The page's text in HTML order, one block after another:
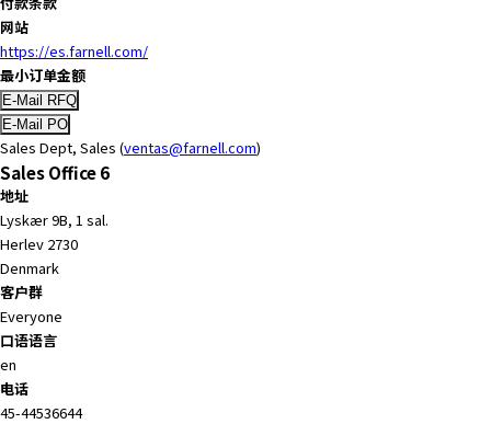
h
i
s
s
h
o
r
t
c
u
t
a
c
t
i
v
a
网站
https://es.farnell.com/
最小订单金额
Sales Dept, Sales (ventas@farnell.com)
Sales Office 6
地址
Lyskær 9B, 1 sal.
Herlev 2730
Denmark
客户群
Everyone
口语语言
en
电话
45-44536644